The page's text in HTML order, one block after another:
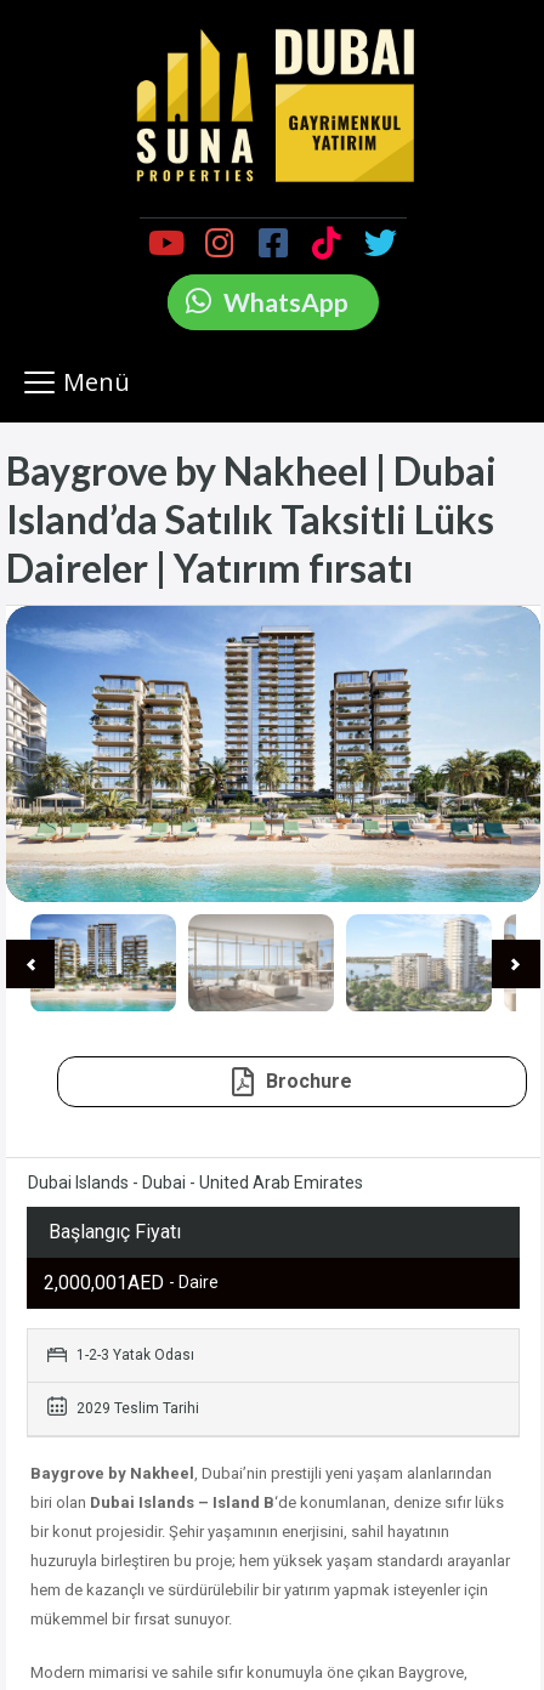
WhatsApp
Menü
Baygrove by Nakheel | Dubai
Island’da Satılık Taksitli Lüks
Daireler | Yatırım fırsatı
Brochure
Dubai Islands - Dubai - United Arab Emirates
Başlangıç Fiyatı
2,000,001AED - Daire
1-2-3 Yatak Odası
2029 Teslim Tarihi
Baygrove by Nakheel , Dubai’nin prestijli yeni yaşam alanlarından
biri olan Dubai Islands – Island B‘de konumlanan, denize sıfır lüks
bir konut projesidir. Şehir yaşamının enerjisini, sahil hayatının
huzuruyla birleştiren bu proje; hem yüksek yaşam standardı arayanlar
hem de kazançlı ve sürdürülebilir bir yatırım yapmak isteyenler için
mükemmel bir fırsat sunuyor.
Modern mimarisi ve sahile sıfır konumuyla öne çıkan Baygrove,